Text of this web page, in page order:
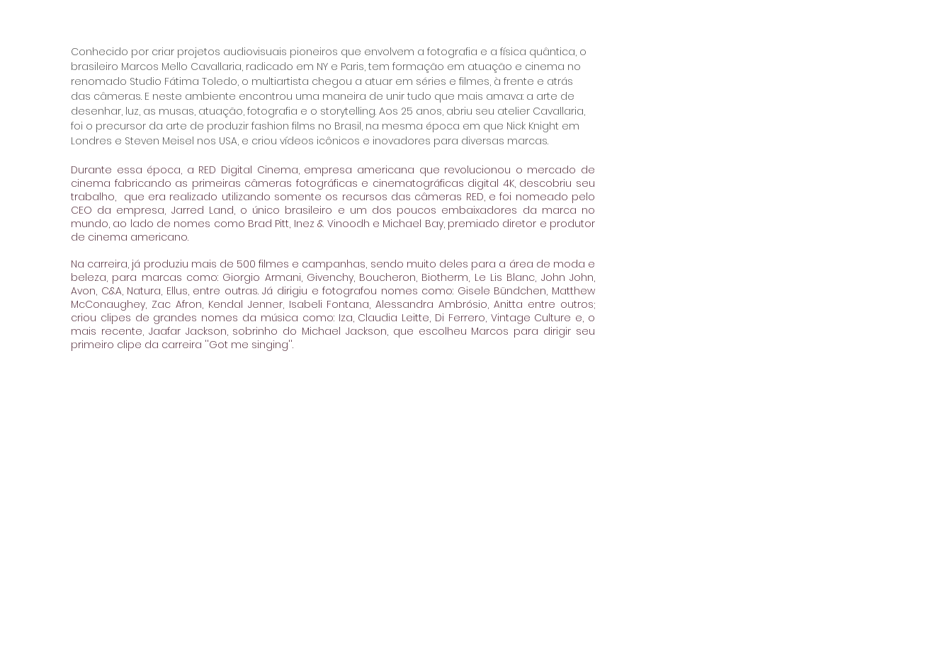
Conhecido por criar projetos audiovisuais pioneiros que envolvem a fotografia e a física quântica, o
brasileiro Marcos Mello Cavallaria, radicado em NY e Paris, tem formação em atuação e cinema no
renomado Studio Fátima Toledo, o multiartista chegou a atuar em séries e filmes, à frente e atrás
das câmeras. E neste ambiente encontrou uma maneira de unir tudo que mais amava: a arte de
desenhar, luz, as musas, atuação, fotografia e o storytelling. Aos 25 anos, abriu seu atelier Cavallaria,
foi o precursor da arte de produzir fashion films no Brasil, na mesma época em que Nick Knight em
Londres e Steven Meisel nos USA, e criou vídeos icônicos e inovadores para diversas marcas.
Durante essa época, a RED Digital Cinema, empresa americana que revolucionou o mercado de
cinema fabricando as primeiras câmeras fotográficas e cinematográficas digital 4K, descobriu seu
trabalho,  que era realizado utilizando somente os recursos das câmeras RED, e foi nomeado pelo
CEO da empresa, Jarred Land, o único brasileiro e um dos poucos embaixadores da marca no
mundo, ao lado de nomes como Brad Pitt, Inez & Vinoodh e Michael Bay, premiado diretor e produtor
de cinema americano.
Na carreira, já produziu mais de 500 filmes e campanhas, sendo muito deles para a área de moda e
beleza, para marcas como: Giorgio Armani, Givenchy, Boucheron, Biotherm, Le Lis Blanc, John John,
Avon, C&A, Natura, Ellus, entre outras. Já dirigiu e fotografou nomes como: Gisele Bündchen, Matthew
McConaughey, Zac Afron, Kendal Jenner, Isabeli Fontana, Alessandra Ambrósio, Anitta entre outros;
criou clipes de grandes nomes da música como: Iza, Claudia Leitte, Di Ferrero, Vintage Culture e, o
mais recente, Jaafar Jackson, sobrinho do Michael Jackson, que escolheu Marcos para dirigir seu
primeiro clipe da carreira ''Got me singing''.